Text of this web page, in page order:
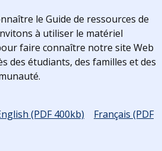
le Guide de ressources de
à utiliser le matériel
faire connaître notre site Web
des étudiants, des familles et des
(PDF 400kb)
Français (PDF